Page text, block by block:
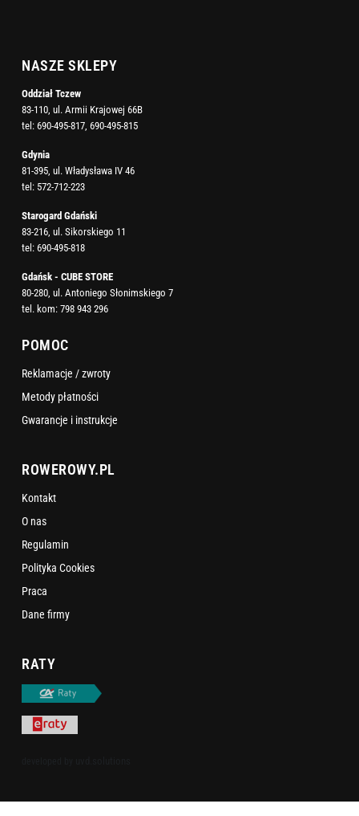
NASZE SKLEPY
Oddział Tczew
83-110, ul. Armii Krajowej 66B
tel: 690-495-817, 690-495-815
Gdynia
81-395, ul. Władysława IV 46
tel: 572-712-223
Starogard Gdański
83-216, ul. Sikorskiego 11
tel: 690-495-818
Gdańsk - CUBE STORE
80-280, ul. Antoniego Słonimskiego 7
tel. kom: 798 943 296
POMOC
Reklamacje / zwroty
Metody płatności
Gwarancje i instrukcje
ROWEROWY.PL
Kontakt
O nas
Regulamin
Polityka Cookies
Praca
Dane firmy
RATY